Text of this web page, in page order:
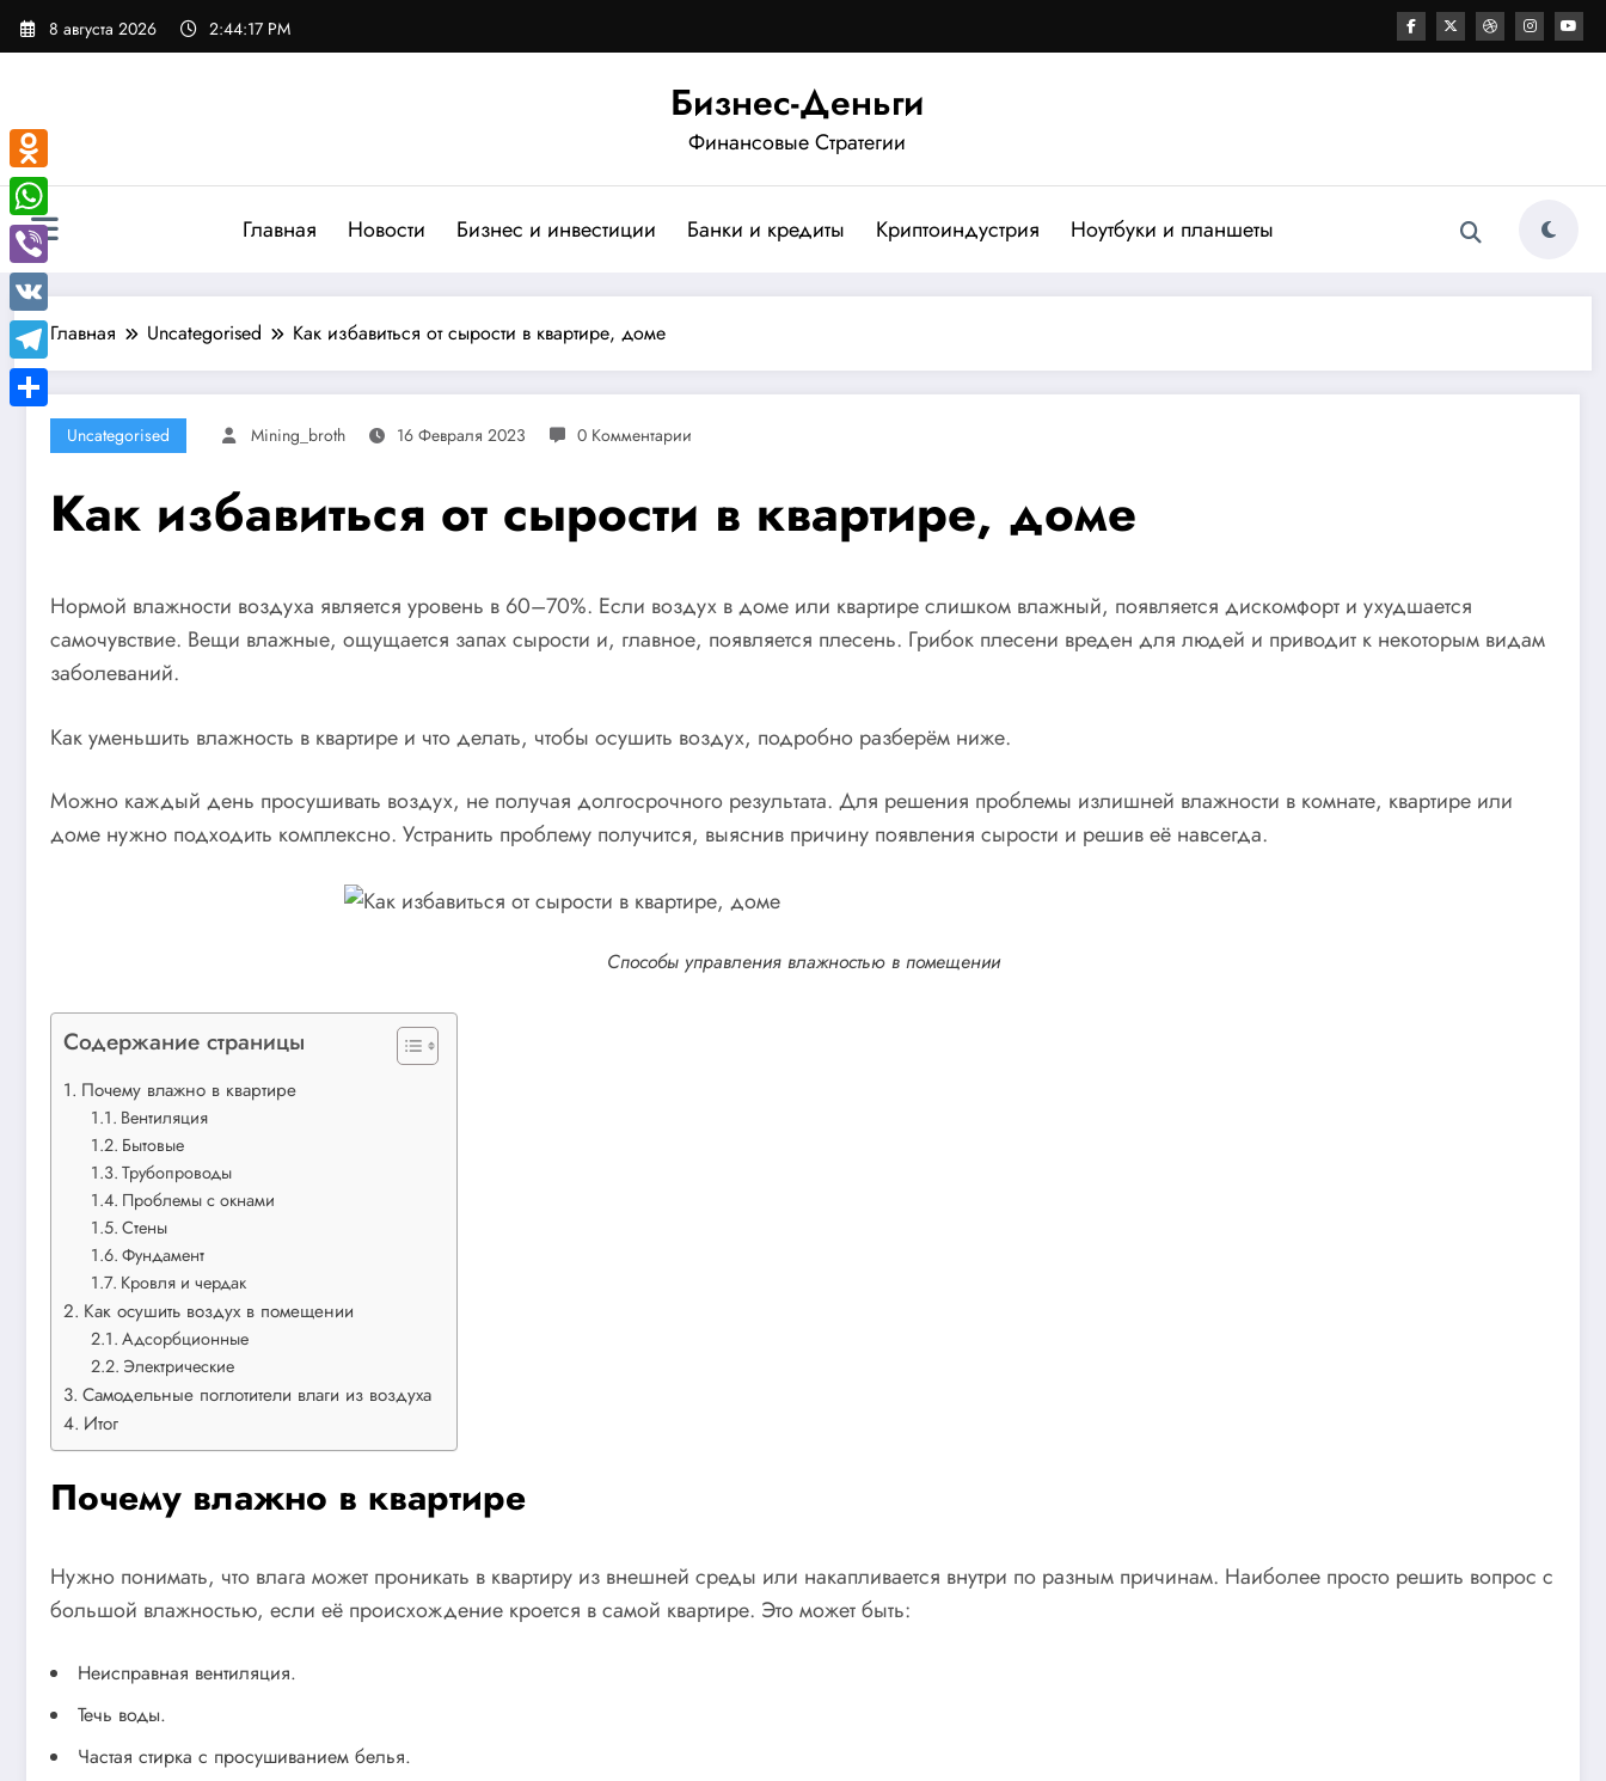
Перейти
8 августа 2026 2:44:18 PM
Бизнес-Деньги
Финансовые Стратегии
Главная Новости Бизнес и инвестиции Банки и кредиты Криптоиндустрия Ноутбуки и планшеты
Главная Uncategorised Как избавиться от сырости в квартире, доме
Uncategorised Mining_broth 16 Февраля 2023 0 Комментарии
Как избавиться от сырости в квартире, доме
Нормой влажности воздуха является уровень в 60–70%. Если воздух в доме или квартире слишком влажный, появляется дискомфорт и ухудшается
самочувствие. Вещи влажные, ощущается запах сырости и, главное, появляется плесень. Грибок плесени вреден для людей и приводит к некоторым видам
заболеваний.
Как уменьшить влажность в квартире и что делать, чтобы осушить воздух, подробно разберём ниже.
Можно каждый день просушивать воздух, не получая долгосрочного результата. Для решения проблемы излишней влажности в комнате, квартире или
доме нужно подходить комплексно. Устранить проблему получится, выяснив причину появления сырости и решив её навсегда.
Способы управления влажностью в помещении
Содержание страницы
Почему влажно в квартире
Вентиляция
Бытовые
Трубопроводы
Проблемы с окнами
Стены
Фундамент
Кровля и чердак
Как осушить воздух в помещении
Адсорбционные
Электрические
Самодельные поглотители влаги из воздуха
Итог
Почему влажно в квартире
Нужно понимать, что влага может проникать в квартиру из внешней среды или накапливается внутри по разным причинам. Наиболее просто решить вопрос с
большой влажностью, если её происхождение кроется в самой квартире. Это может быть:
Неисправная вентиляция.
Течь воды.
Частая стирка с просушиванием белья.
Odnoklassniki
WhatsApp
Viber
VK
Telegram
Отправить